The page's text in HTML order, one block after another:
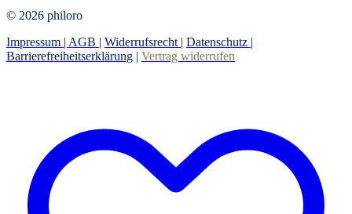
© 2026 philoro
Impressum | AGB | Widerrufsrecht | Datenschutz |
Barrierefreiheitserklärung | Vertrag widerrufen